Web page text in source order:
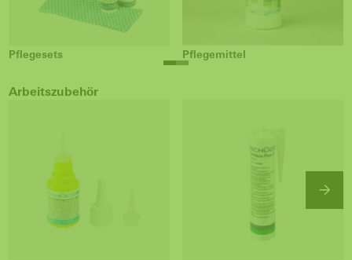
Pflegesets Pflegemittel
Arbeitszubehör